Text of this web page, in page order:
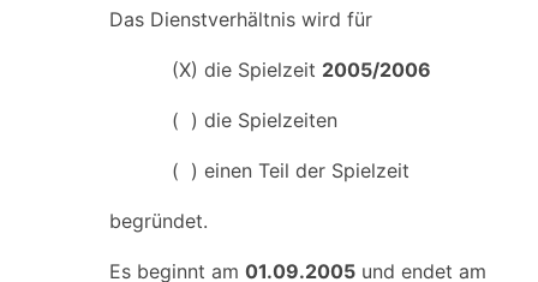
Das Dienstverhältnis wird für
(X) die Spielzeit 2005/2006
( ) die Spielzeiten
( ) einen Teil der Spielzeit
begründet.
Es beginnt am 01.09.2005 und endet am